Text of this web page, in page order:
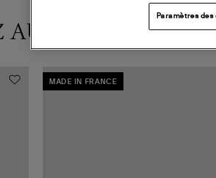
MADE IN FRANCE
Paramètres des